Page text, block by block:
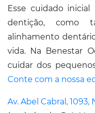
Esse cuidado
dentição, como
alinhamento
vida. Na Benestar
cuidar dos
Conte com a nossa
Av. Abel Cabral,